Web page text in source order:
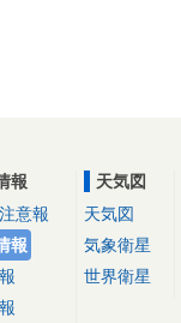
報
意報
報
天気図
天気図
気象衛星
世界衛星